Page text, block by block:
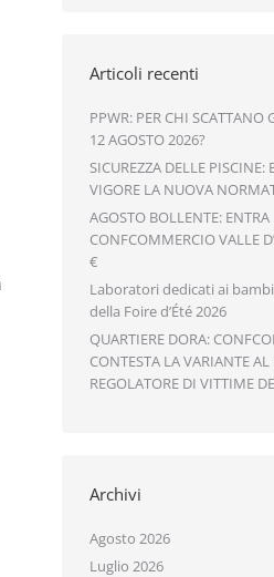
Articoli recenti
PPWR: PER CHI SCATTANO
12 AGOSTO 2026?
SICUREZZA DELLE PISCINE:
VIGORE LA NUOVA
AGOSTO BOLLENTE: ENTRA
CONFCOMMERCIO VALLE
Laboratori dedicati ai
della Foire d’Été 2026
QUARTIERE DORA:
CONTESTA LA VARIANTE AL
REGOLATORE DI VITTIME
Archivi
Agosto 2026
Luglio 2026